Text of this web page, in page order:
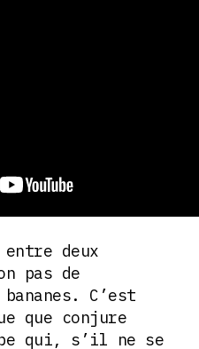
entre deux
pas de
C’est
que conjure
qui, s’il ne se